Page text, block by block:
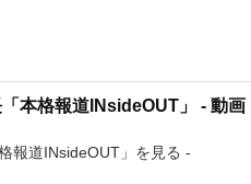
本格報道INsideOUT」 - 動画
報道INsideOUT」を見る -